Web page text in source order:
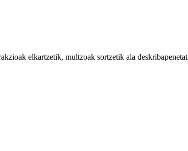
elkartzetik, multzoak sortzetik ala